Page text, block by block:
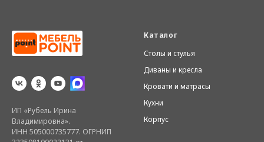
ИП «Рубель Ирина
Владимировна».
ИНН 505000735777. ОГРНИП
Каталог
Столы и стулья
Диваны и кресла
Кровати и матрасы
Кухни
Корпус